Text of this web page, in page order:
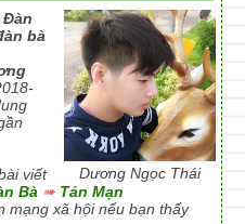
Dương Ngọc Thái
Đàn
bà
viết
Bà ➠ Tản Mạn
mạng xã hội nếu bạn thấy